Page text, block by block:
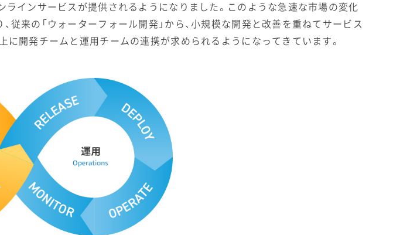
インサービスが提供されるようになりました。このような急速な市場の変化
来の「ウォーターフォール開発」から、小規模な開発と改善を重ねてサービス
に開発チームと運用チームの連携が求められるようになってきています。